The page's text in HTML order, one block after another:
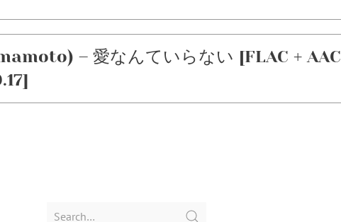
– 愛なんていらない [FLAC + AAC
Search